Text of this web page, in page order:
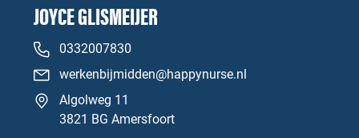
JOYCE GLISMEIJER
0332007830
werkenbijmidden@happynurse.nl
Algolweg 11
3821 BG Amersfoort